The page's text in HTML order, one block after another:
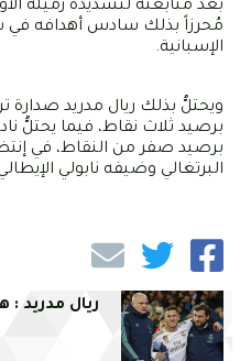
بعد متابعته لتسديدة زميله
مُحرزاً بذلك سادس أهدافه في
الإسبانية.
ويحتلُّ بذلك ريال مدريد صدارة
برصيد ثلاث نقاط، فيما يحتلُّ
برصيد صفر من النقاط، في
البرتغالي وضيفه نابولي
ريال مدريد :